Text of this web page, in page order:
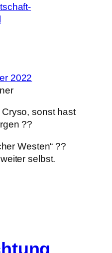
2022
sonst hast
??
Westen“ ??
selbst.